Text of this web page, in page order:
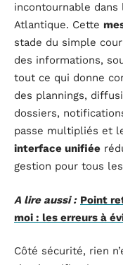
incontournable
Atlantique. Cette
stade du simple
des informations,
tout ce qui donne
des plannings,
dossiers,
passe multipliés et
interface unifiée
gestion pour tous
A lire aussi : Point
moi : les erreurs à
Côté sécurité, rien